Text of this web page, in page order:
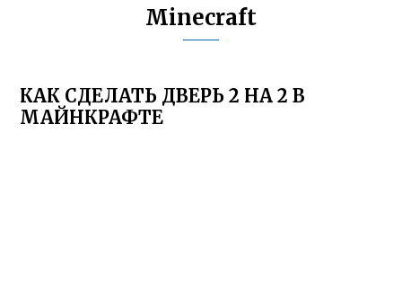
Minecraft
КАК СДЕЛАТЬ ДВЕРЬ 2 НА 2 В
МАЙНКРАФТЕ